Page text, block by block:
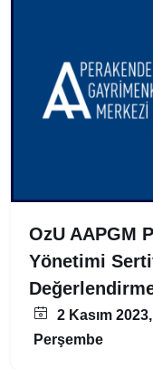
OzU AAPGM
Yönetimi
2 Kasım
Perşembe